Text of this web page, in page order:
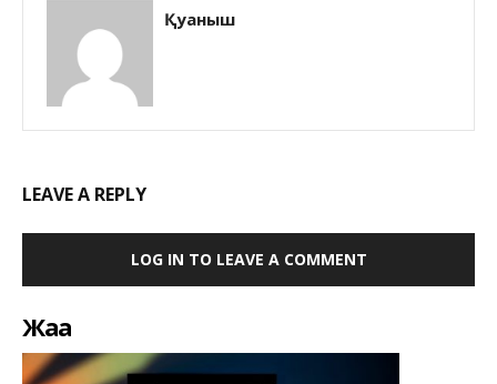
Қуаныш
LEAVE A REPLY
LOG IN TO LEAVE A COMMENT
Жаңа